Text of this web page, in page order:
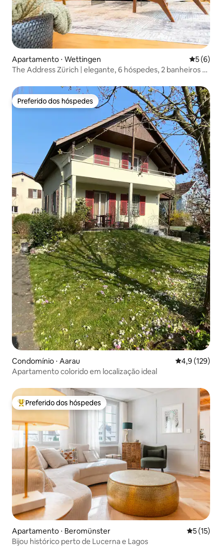
Apartamento ⋅ Wettingen 5 de
5 (6)
The Address Zürich | elegante, 6 hóspedes, 2 banheiros e
Preferido dos hóspedes
Preferido dos hóspedes
Condomínio ⋅ Aarau 4,9 de uma
4,9 (129)
Apartamento colorido em localização ideal
Entre os melhores preferidos dos hóspedes
Preferido dos hóspedes
Apartamento ⋅ Beromünster 5 de uma
5 (15)
Bijou histórico perto de Lucerna e Lagos